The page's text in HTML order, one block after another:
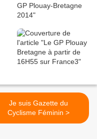
Je suis Gazette du
Cyclisme Féminin >